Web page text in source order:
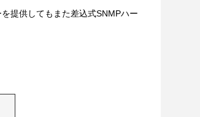
提供してもまた差込式SNMPハー